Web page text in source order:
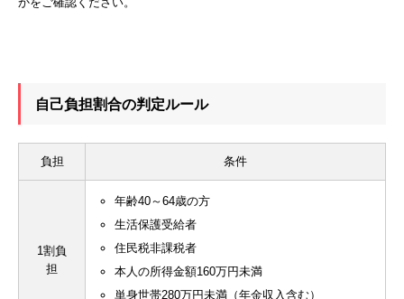
自己負担割合の判定ルール
負担 条件
1割負
担
年齢40～64歳の方
生活保護受給者
住民税非課税者
本人の所得金額160万円未満
単身世帯280万円未満（年金収入含む）